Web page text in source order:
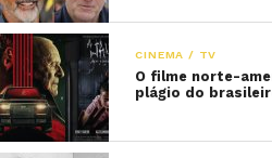
CINEMA / TV
O filme norte-
plágio do